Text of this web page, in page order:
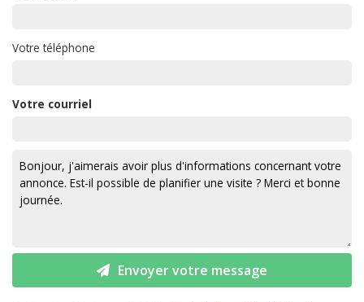
Votre téléphone
Votre courriel
Envoyer votre message